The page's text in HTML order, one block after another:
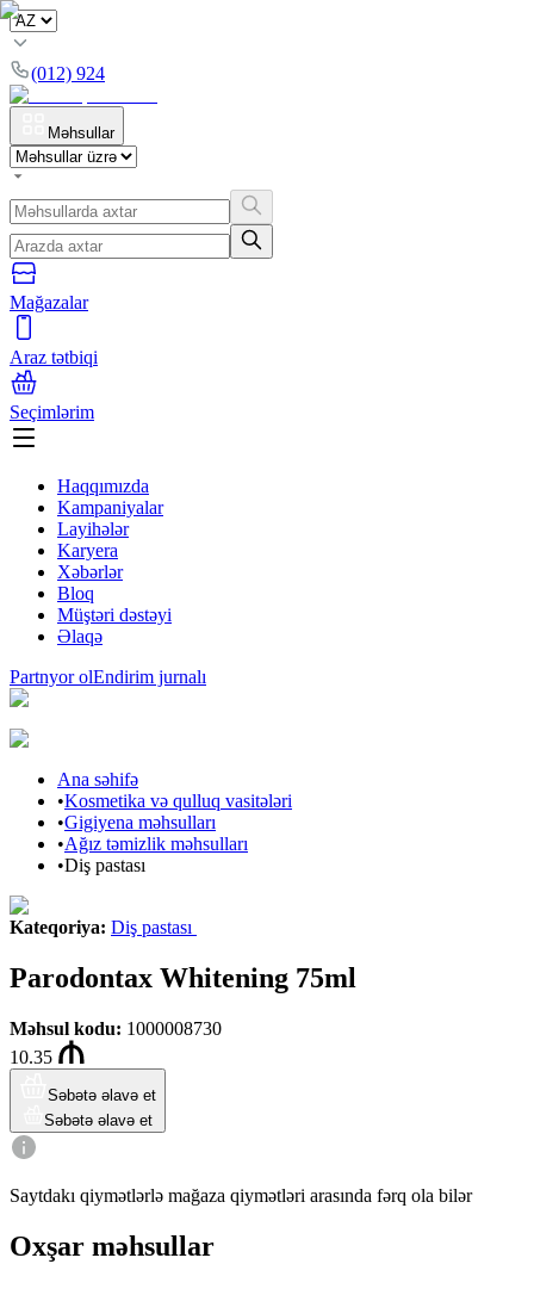
(012) 924
Məhsullar
Mağazalar
Araz tətbiqi
Seçimlərim
Haqqımızda
Kampaniyalar
Layihələr
Karyera
Xəbərlər
Bloq
Müştəri dəstəyi
Əlaqə
Partnyor olEndirim jurnalı
Ana səhifə
•Kosmetika və qulluq vasitələri
•Gigiyena məhsulları
•Ağız təmizlik məhsulları
•Diş pastası
Kateqoriya: Diş pastası
Parodontax Whitening 75ml
Məhsul kodu: 1000008730
10.35
Səbətə əlavə et
Səbətə əlavə et
Saytdakı qiymətlərlə mağaza qiymətləri arasında fərq ola bilər
Oxşar məhsullar